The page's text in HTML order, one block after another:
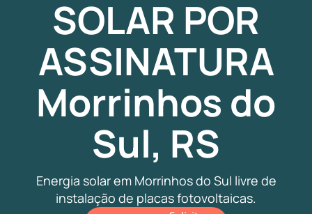
SOLAR POR
ASSINATURA
Morrinhos do
Sul, RS
Energia solar em Morrinhos do Sul livre de
instalação de placas fotovoltaicas.